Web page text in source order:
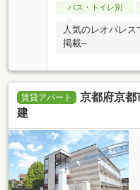
バス・トイレ別
人気のレオパレ
掲載--
賃貸アパート
京都府京都
建